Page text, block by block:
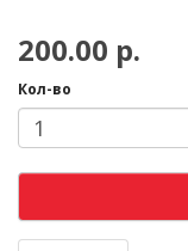
200.00 р.
Кол-во